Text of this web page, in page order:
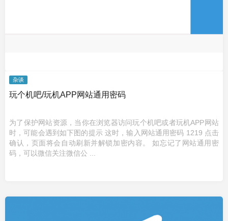
杂谈
玩个机吧/玩机APP网站通用密码
为了保护网站资源，当你在浏览器访问玩个机吧或者玩机APP网站
时，可能会遇到如下图的提示 这时，输入网站通用密码 1219 点击
确认，页面将会自动刷新并解锁加密内容。 如忘记了网站通用密
码，可以微信关注微信公 ...